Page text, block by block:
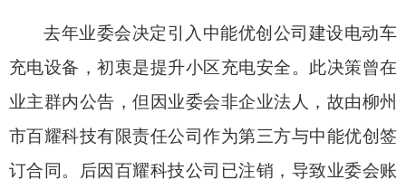
去年业委会决定引入中能优创公司建设电动车
充电设备，初衷是提升小区充电安全。此决策曾在
业主群内公告，但因业委会非企业法人，故由柳州
市百耀科技有限责任公司作为第三方与中能优创签
订合同。后因百耀科技公司已注销，导致业委会账